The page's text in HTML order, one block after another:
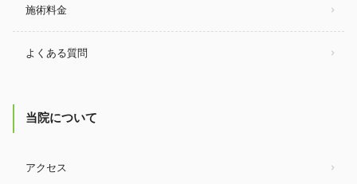
施術料金
よくある質問
当院について
アクセス